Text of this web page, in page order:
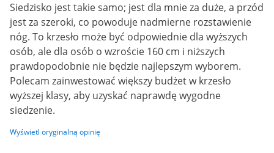
Siedzisko jest takie samo; jest dla mnie za duże, a przód
jest za szeroki, co powoduje nadmierne rozstawienie
nóg. To krzesło może być odpowiednie dla wyższych
osób, ale dla osób o wzroście 160 cm i niższych
prawdopodobnie nie będzie najlepszym wyborem.
Polecam zainwestować większy budżet w krzesło
wyższej klasy, aby uzyskać naprawdę wygodne
siedzenie.
Wyświetl oryginalną opinię